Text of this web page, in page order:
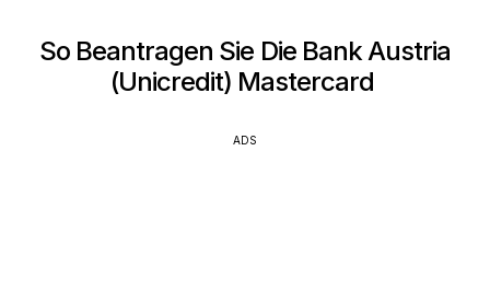
So Beantragen Sie Die Bank Austria
(Unicredit) Mastercard
ADS